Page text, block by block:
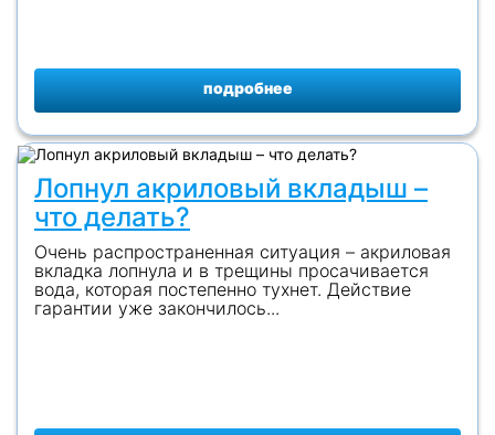
подробнее
Лопнул акриловый вкладыш –
что делать?
Очень распространенная ситуация – акриловая
вкладка лопнула и в трещины просачивается
вода, которая постепенно тухнет. Действие
гарантии уже закончилось...